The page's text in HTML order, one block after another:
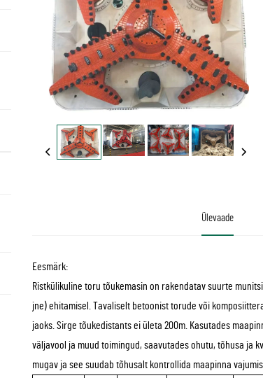
Ülevaade
Eesmärk:
Ristkülikuline toru tõukemasin on rakendatav suurte
jne) ehitamisel. Tavaliselt betoonist torude või
jaoks. Sirge tõukedistants ei ületa 200m. Kasutades
väljavool ja muud toimingud, saavutades ohutu, tõhusa ja
mugav ja see suudab tõhusalt kontrollida maapinna